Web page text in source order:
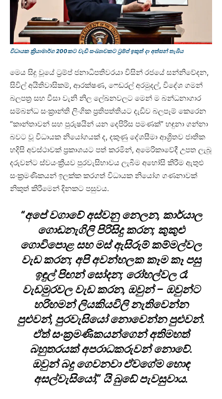
විධායක ක්‍රියාමාර්ග 200කට වැඩි සංඛ්‍යාවකට ට්‍රම්ප් ඉකුත් දා අත්සන් තැබීය
මෙය සිදු වූයේ ට්‍රම්ප් ජනාධිපතිවරයා විසින් රජයේ සන්නිවේදන,
සිවිල් අයිතිවාසිකම්, ආරක්ෂණ, ෆෙඩරල් අරමුදල්, විදේශ ගමන්
බලපත්‍ර සහ වීසා වැනි නිල ලේඛනවලට මෙන් ම බන්ධනාගාර
සම්බන්ධ සංක්‍රාන්ති ලිංගික ප්‍රතිපත්තියට දැඩිව බලපෑම් කෙරෙන
“කාන්තාවන් සහ පුරුෂයින් යන දෙපිරිස පමණක්” හඳුනා ගන්නා
බවට වූ විධායක නියෝගයක් ද, දකුණු දේශසීමා ආශ්‍රිතව ජාතික
හදිසි අවස්ථාවක් ප්‍රකාශයට පත් කරමින්, අමෙරිකාවේදී උපත ලැබූ
දරුවන්ට ස්වයංක්‍රීයව පුරවැසිභාවය ලැබීම අහෝසි කිරීම ඇතුළු
සංක්‍රමණිකයන් ඉලක්ක කරගත් විධායක නියෝග ගණනාවක්
නිකුත් කිරීමෙන් දිනකට පසුවය.
“අපේ වගාවේ අස්වනු නෙලන, කාර්යාල
ගොඩනැගිලි පිරිසිදු කරන; කුකුළු
ගොවිපොළ සහ මස් ඇසිරුම් කම්මල්වල
වැඩ කරන; අපි අවන්හලක කෑම කෑ පසු
ඉඳුල් පිඟන් සෝදන; රෝහල්වල රෑ
වැඩමුරවල වැඩ කරන, ඔවුන් – ඔවුන්ට
හරිහමන් ලියකියවිලි නැතිවෙන්න
පුළුවන්, පුරවැසියෝ නොවෙන්න පුළුවන්.
ඒත් සංක්‍රමණිකයන්ගෙන් අතිමහත්
බහුතරයක් අපරාධකරුවන් නොවේ.
ඔවුන් බදු ගෙවනවා ඒවගේම හොඳ
අසල්වැසියෝ,” යි බුඩේ පැවසුවාය.